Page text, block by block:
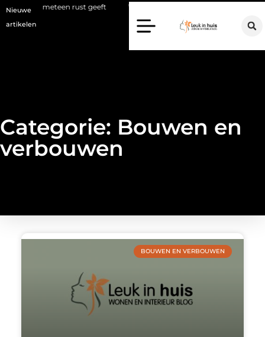
Nieuwe
artikelen
rust geeft Waarom een makelaar in Hilversum nu het verschil
Categorie: Bouwen en
verbouwen
BOUWEN EN VERBOUWEN